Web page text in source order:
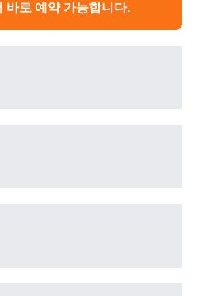
바로 예약 가능합니다.